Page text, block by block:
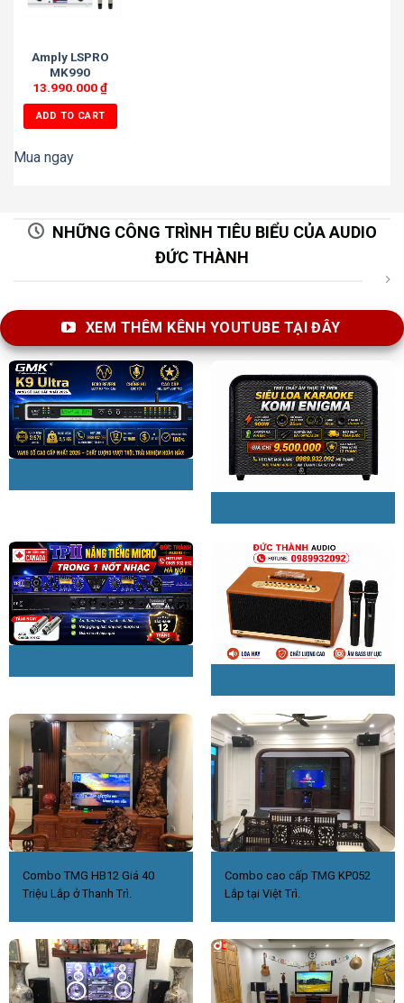
Amply LSPRO
MK990
13.990.000₫
ADD TO CART
Mua ngay
NHỮNG CÔNG TRÌNH TIÊU BIỂU CỦA AUDIO
ĐỨC THÀNH
XEM THÊM KÊNH YOUTUBE TẠI ĐÂY
Combo TMG HB12 Giá 40
Triệu Lắp ở Thanh Trì.
Combo cao cấp TMG KP052
Lắp tại Việt Trì.